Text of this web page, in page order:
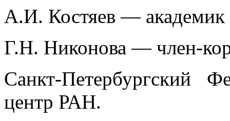
А.И. Костяев —
Г.Н. Никонова — член-
Санкт-Петербургский
центр РАН.